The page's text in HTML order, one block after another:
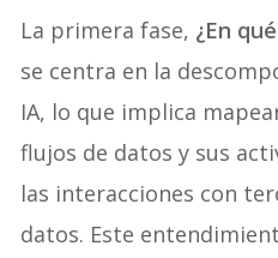
La primera fase, ¿En
se centra en la
IA, lo que implica
flujos de datos y sus
las interacciones con
datos. Este